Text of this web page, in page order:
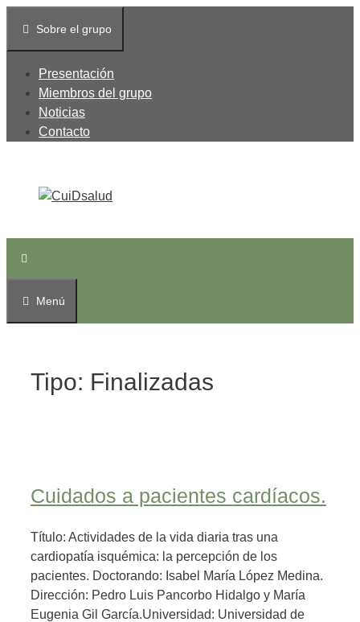
contenido
Sobre el grupo
Presentación
Miembros del grupo
Noticias
Contacto
Menú
Tipo: Finalizadas
Cuidados a pacientes cardíacos.
Título: Actividades de la vida diaria tras una
cardiopatía isquémica: la percepción de los
pacientes. Doctorando: Isabel María López Medina.
Dirección: Pedro Luis Pancorbo Hidalgo y María
Eugenia Gil García.Universidad: Universidad de